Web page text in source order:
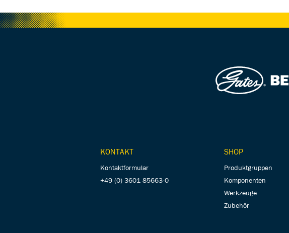
KONTAKT
Kontaktformular
+49 (0) 3601 85663-0
SHOP
Produktgruppen
Komponenten
Werkzeuge
Zubehör